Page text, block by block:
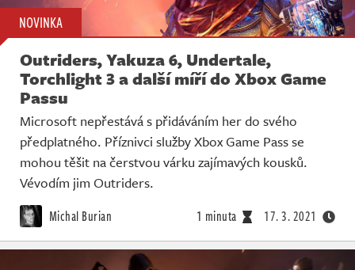
NOVINKA
Outriders, Yakuza 6, Undertale,
Torchlight 3 a další míří do Xbox Game
Passu
Microsoft nepřestává s přidáváním her do svého
předplatného. Příznivci služby Xbox Game Pass se
mohou těšit na čerstvou várku zajímavých kousků.
Vévodím jim Outriders.
Michal Burian 1 minuta 17. 3. 2021